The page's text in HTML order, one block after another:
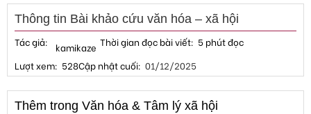
Thông tin Bài khảo cứu văn hóa – xã hội
Tác giả kamikaze Thời gian đọc bài viết 5 phút đọc
Lượt xem 528Cập nhật cuối 01/12/2025
Thêm trong Văn hóa & Tâm lý xã hội